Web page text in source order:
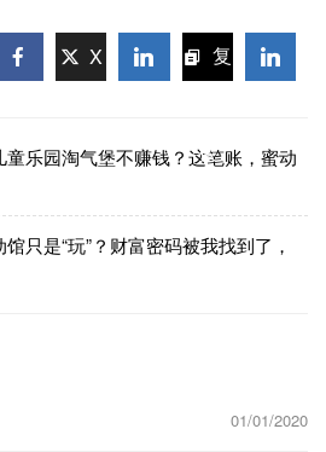
X
复
接
乐园淘气堡不赚钱？这笔账，蜜动
只是“玩”？财富密码被我找到了，
01/01/2020